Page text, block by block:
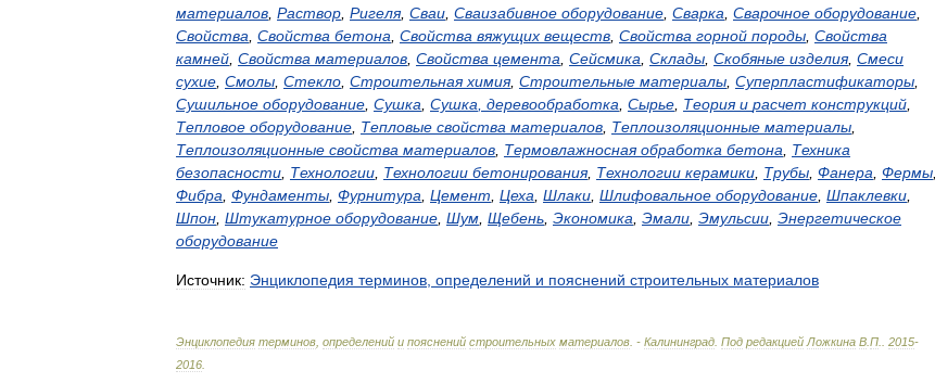
материалов Раствор Ригеля, Сваи Сваизабивное оборудование Сварка Сварочное оборудование
Свойства Свойства бетона Свойства вяжущих веществ Свойства горной породы Свойства
камней Свойства материалов Свойства цемента Сейсмика Склады Скобяные изделия, Смеси
сухие Смолы Стекло Строительная химия, Строительные материалы Суперпластификаторы
Сушильное оборудование Сушка Сушка деревообработка Сырье Теория и расчет конструкций
Тепловое оборудование Тепловые свойства материалов Теплоизоляционные материалы
Теплоизоляционные свойства материалов Термовлажносная обработка бетона
Техника
безопасности Технологии Технологии бетонирования, Технологии керамики Трубы Фанера Фермы
Фибра Фундаменты Фурнитура Цемент Цеха Шлаки Шлифовальное оборудование Шпаклевки
Шпон Штукатурное оборудование Шум Щебень Экономика Эмали Эмульсии Энергетическое
оборудование
Источник: Энциклопедия терминов определений и пояснений строительных материалов
Энциклопедия терминов определений и пояснений строительных материалов . - Калининград Под редакцией Ложкина В П 2015-
2016